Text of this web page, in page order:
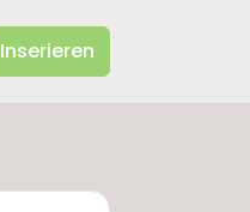
Inserieren